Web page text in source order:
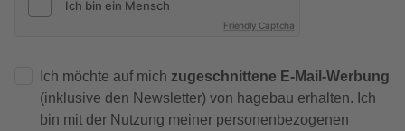
Friendly Captcha
Ich möchte auf mich zugeschnittene E-Mail-Werbung
(inklusive den Newsletter) von hagebau erhalten. Ich
bin mit der Nutzung meiner personenbezogenen